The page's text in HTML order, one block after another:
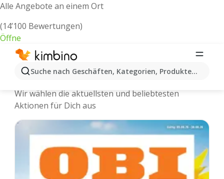
Alle Angebote an einem Ort
(14’100 Bewertungen)
Öffne
Suche nach Geschäften, Kategorien, Produkten...
Kimbino.ch | Glarus Aktionen,
Wir wählen die aktuellsten und beliebtesten
Aktionen für Dich aus